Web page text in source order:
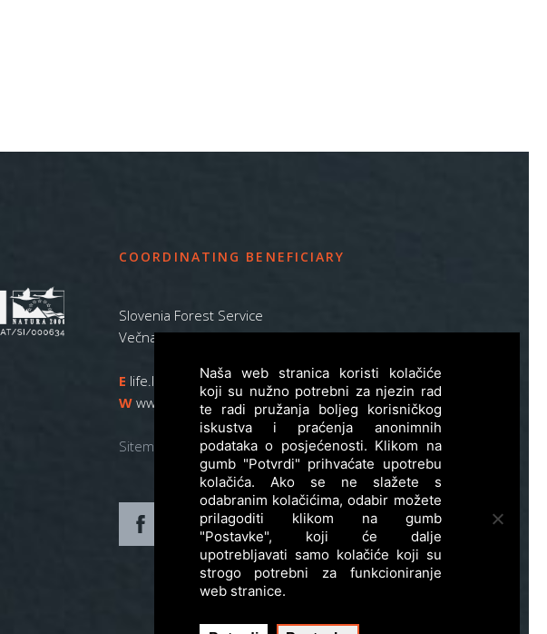
COORDINATING BENEFICIARY
Slovenia Forest Service
Večna pot 2, SI – 1000 Ljubljana
E life.lynx.eu@gmail.com
W www.zgs.si
Sitemap
Naša web stranica koristi kolačiće
koji su nužno potrebni za njezin rad
te radi pružanja boljeg korisničkog
iskustva i praćenja anonimnih
podataka o posjećenosti. Klikom na
gumb "Potvrdi" prihvaćate upotrebu
kolačića. Ako se ne slažete s
odabranim kolačićima, odabir možete
prilagoditi klikom na gumb
"Postavke", koji će dalje
upotrebljavati samo kolačiće koji su
strogo potrebni za funkcioniranje
web stranice.